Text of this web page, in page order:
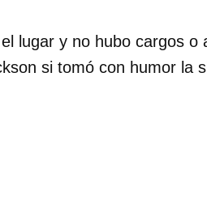
lugar y no hubo cargos o
si tomó con humor la